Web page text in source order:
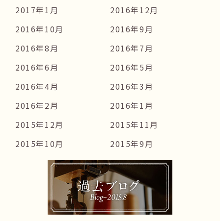
2017年1月
2016年12月
2016年10月
2016年9月
2016年8月
2016年7月
2016年6月
2016年5月
2016年4月
2016年3月
2016年2月
2016年1月
2015年12月
2015年11月
2015年10月
2015年9月